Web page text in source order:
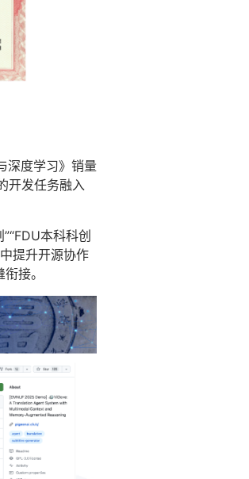
深度学习》销量
开发任务融入
本科科创
提升开源协作
接。